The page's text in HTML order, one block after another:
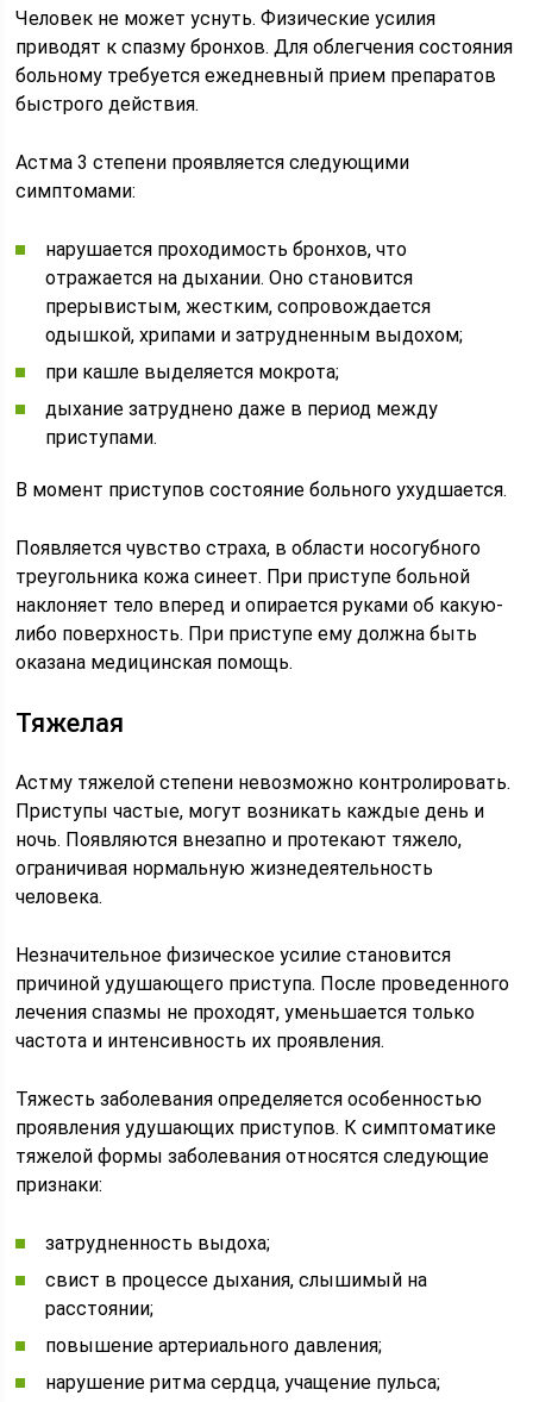
Человек не может уснуть. Физические усилия
приводят к спазму бронхов. Для облегчения состояния
больному требуется ежедневный прием препаратов
быстрого действия.
Астма 3 степени проявляется следующими
симптомами:
нарушается проходимость бронхов, что
отражается на дыхании. Оно становится
прерывистым, жестким, сопровождается
одышкой, хрипами и затрудненным выдохом;
при кашле выделяется мокрота;
дыхание затруднено даже в период между
приступами.
В момент приступов состояние больного ухудшается.
Появляется чувство страха, в области носогубного
треугольника кожа синеет. При приступе больной
наклоняет тело вперед и опирается руками об какую-
либо поверхность. При приступе ему должна быть
оказана медицинская помощь.
Тяжелая
Астму тяжелой степени невозможно контролировать.
Приступы частые, могут возникать каждые день и
ночь. Появляются внезапно и протекают тяжело,
ограничивая нормальную жизнедеятельность
человека.
Незначительное физическое усилие становится
причиной удушающего приступа. После проведенного
лечения спазмы не проходят, уменьшается только
частота и интенсивность их проявления.
Тяжесть заболевания определяется особенностью
проявления удушающих приступов. К симптоматике
тяжелой формы заболевания относятся следующие
признаки:
затрудненность выдоха;
свист в процессе дыхания, слышимый на
расстоянии;
повышение артериального давления;
нарушение ритма сердца, учащение пульса;